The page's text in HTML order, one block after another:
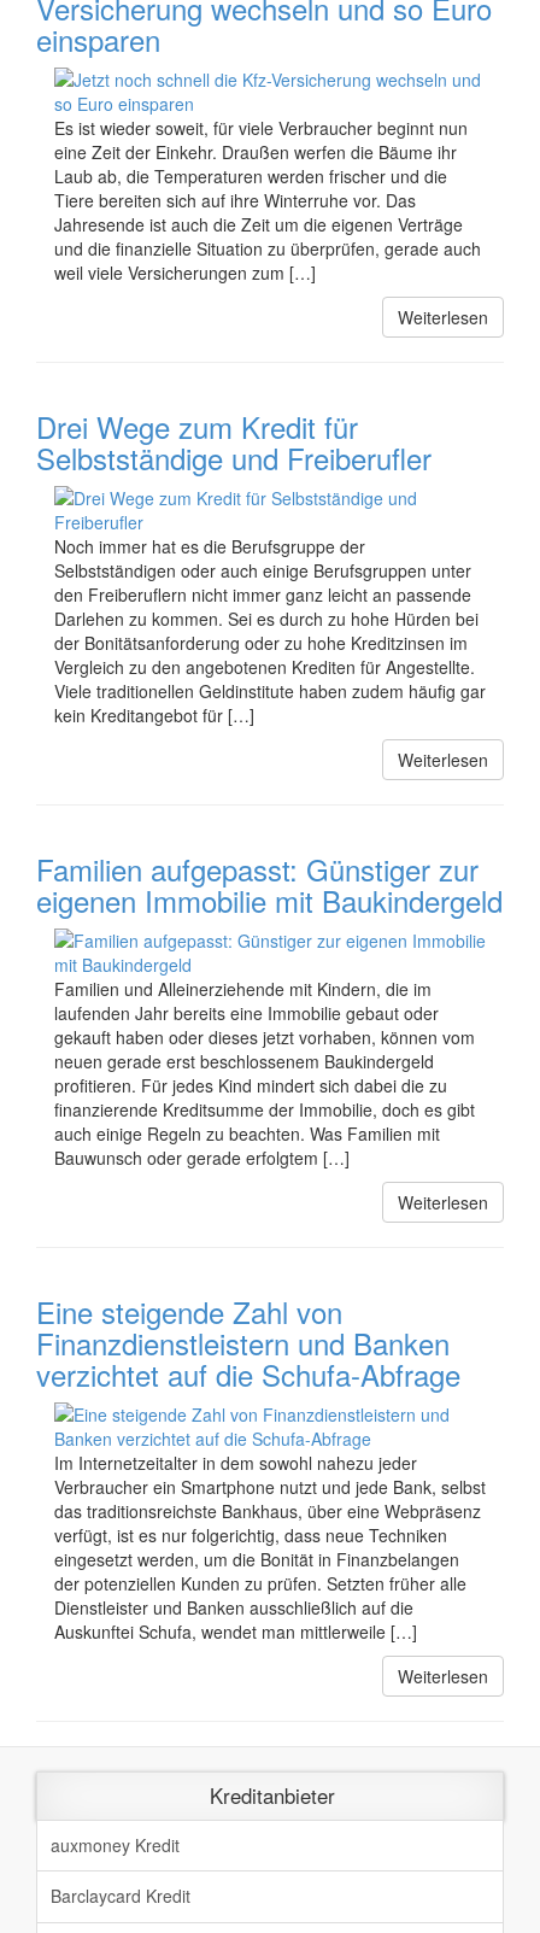
einsparen
Es ist wieder soweit, für viele Verbraucher beginnt nun
eine Zeit der Einkehr. Draußen werfen die Bäume ihr
Laub ab, die Temperaturen werden frischer und die
Tiere bereiten sich auf ihre Winterruhe vor. Das
Jahresende ist auch die Zeit um die eigenen Verträge
und die finanzielle Situation zu überprüfen, gerade auch
weil viele Versicherungen zum […]
Weiterlesen
Drei Wege zum Kredit für
Selbstständige und Freiberufler
Noch immer hat es die Berufsgruppe der
Selbstständigen oder auch einige Berufsgruppen unter
den Freiberuflern nicht immer ganz leicht an passende
Darlehen zu kommen. Sei es durch zu hohe Hürden bei
der Bonitätsanforderung oder zu hohe Kreditzinsen im
Vergleich zu den angebotenen Krediten für Angestellte.
Viele traditionellen Geldinstitute haben zudem häufig gar
kein Kreditangebot für […]
Weiterlesen
Familien aufgepasst: Günstiger zur
eigenen Immobilie mit Baukindergeld
Familien und Alleinerziehende mit Kindern, die im
laufenden Jahr bereits eine Immobilie gebaut oder
gekauft haben oder dieses jetzt vorhaben, können vom
neuen gerade erst beschlossenem Baukindergeld
profitieren. Für jedes Kind mindert sich dabei die zu
finanzierende Kreditsumme der Immobilie, doch es gibt
auch einige Regeln zu beachten. Was Familien mit
Bauwunsch oder gerade erfolgtem […]
Weiterlesen
Eine steigende Zahl von
Finanzdienstleistern und Banken
verzichtet auf die Schufa-Abfrage
Im Internetzeitalter in dem sowohl nahezu jeder
Verbraucher ein Smartphone nutzt und jede Bank, selbst
das traditionsreichste Bankhaus, über eine Webpräsenz
verfügt, ist es nur folgerichtig, dass neue Techniken
eingesetzt werden, um die Bonität in Finanzbelangen
der potenziellen Kunden zu prüfen. Setzten früher alle
Dienstleister und Banken ausschließlich auf die
Auskunftei Schufa, wendet man mittlerweile […]
Weiterlesen
Kreditanbieter
auxmoney Kredit
Barclaycard Kredit